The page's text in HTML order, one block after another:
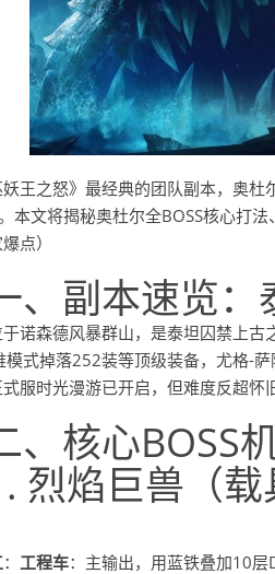
王之怒》最经典的团队副本，奥
本文将揭秘奥杜尔全BOSS核心打
点）
、副本速览：
诺森德风暴群山，是泰坦囚禁上
式掉落252装等顶级装备，尤格-萨
式服时光漫游已开启，但难度反超怀
、核心BOSS
烈焰巨兽（
： 工程车：主输出，用蓝铁叠加10层